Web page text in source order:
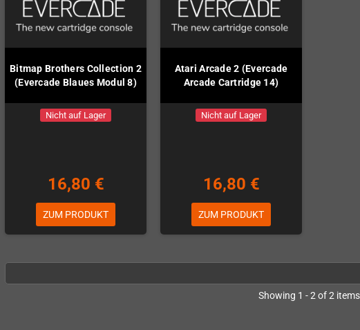
Bitmap Brothers Collection 2
(Evercade Blaues Modul 8)
Nicht auf Lager
16,80 €
ZUM PRODUKT
Atari Arcade 2 (Evercade
Arcade Cartridge 14)
Nicht auf Lager
16,80 €
ZUM PRODUKT
Showing 1 - 2 of 2 items